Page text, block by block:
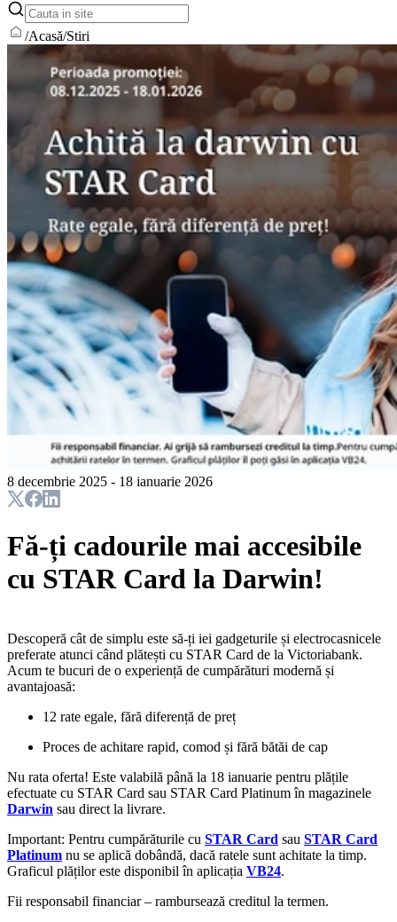
/Acasă/Stiri
8 decembrie 2025 - 18 ianuarie 2026
Fă-ți cadourile mai accesibile
cu STAR Card la Darwin!
Descoperă cât de simplu este să-ți iei gadgeturile și electrocasnicele
preferate atunci când plătești cu STAR Card de la Victoriabank.
Acum te bucuri de o experiență de cumpărături modernă și
avantajoasă:
12 rate egale, fără diferență de preț
Proces de achitare rapid, comod și fără bătăi de cap
Nu rata oferta! Este valabilă până la 18 ianuarie pentru plățile
efectuate cu STAR Card sau STAR Card Platinum în magazinele
Darwin sau direct la livrare.
Important: Pentru cumpărăturile cu STAR Card sau STAR Card
Platinum nu se aplică dobândă, dacă ratele sunt achitate la timp.
Graficul plăților este disponibil în aplicația VB24.
Fii responsabil financiar – rambursează creditul la termen.